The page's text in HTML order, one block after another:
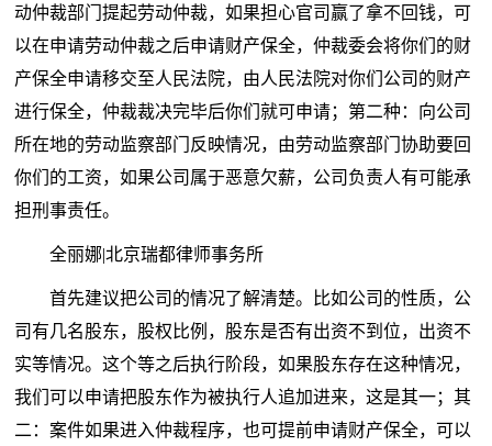
动仲裁部门提起劳动仲裁，如果担心官司赢了拿不回钱，可
以在申请劳动仲裁之后申请财产保全，仲裁委会将你们的财
产保全申请移交至人民法院，由人民法院对你们公司的财产
进行保全，仲裁裁决完毕后你们就可申请；第二种：向公司
所在地的劳动监察部门反映情况，由劳动监察部门协助要回
你们的工资，如果公司属于恶意欠薪，公司负责人有可能承
担刑事责任。
全丽娜|北京瑞都律师事务所
首先建议把公司的情况了解清楚。比如公司的性质，公
司有几名股东，股权比例，股东是否有出资不到位，出资不
实等情况。这个等之后执行阶段，如果股东存在这种情况，
我们可以申请把股东作为被执行人追加进来，这是其一；其
二：案件如果进入仲裁程序，也可提前申请财产保全，可以